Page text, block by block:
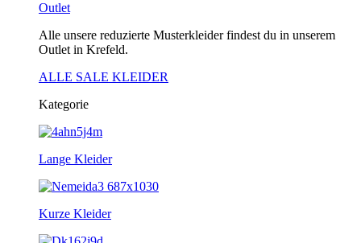
Outlet
Alle unsere reduzierte Musterkleider findest du in unserem
Outlet in Krefeld.
ALLE SALE KLEIDER
Kategorie
Lange Kleider
Kurze Kleider